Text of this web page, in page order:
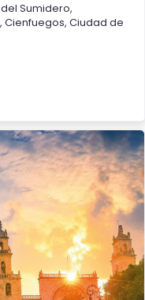
Sumidero,
, Cienfuegos, Ciudad de